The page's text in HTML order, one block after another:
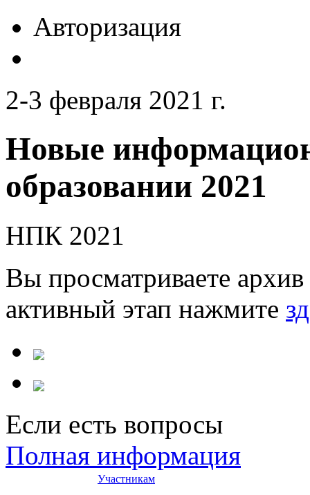
Авторизация
2-3 февраля 2021 г.
Новые
образовании 2021
НПК 2021
Вы просматриваете
активный этап нажмите
Если есть вопросы
Полная информация
Участникам